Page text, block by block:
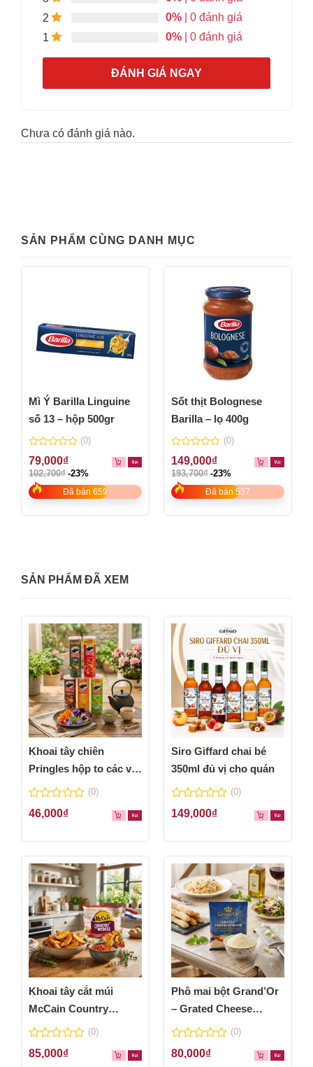
2
0% | 0 đánh giá
1
0% | 0 đánh giá
ĐÁNH GIÁ NGAY
Chưa có đánh giá nào.
SẢN PHẨM CÙNG DANH MỤC
Mì Ý Barilla Linguine
số 13 – hộp 500gr
0
out
of
5
(0)
79,000₫
102,700₫ -23%
Đã bán 659
Sốt thịt Bolognese
Barilla – lọ 400g
0
out
of
5
(0)
149,000₫
193,700₫ -23%
Đã bán 537
SẢN PHẨM ĐÃ XEM
Khoai tây chiên
Pringles hộp to các vị
thơm ngon
0
out
5
(0)
46,000₫
Siro Giffard chai bé
350ml đủ vị cho quán
0
out
5
(0)
149,000₫
Khoai tây cắt múi
McCain Country
Wedges 600g
0
out
(0)
85,000₫
Phô mai bột Grand’Or
– Grated Cheese
Powder 100g
0
out
(0)
80,000₫